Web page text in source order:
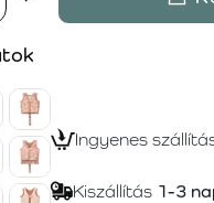
Ingyenes
Kiszállítás 1-3